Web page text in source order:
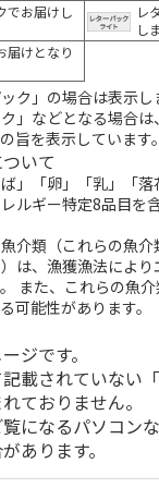
でお届けし
レ
し
届けとなり
ク」の場合は表示
」などとなる場合
旨を表示しています。
いて
」「卵」「乳」「
ルギー特定8品目を
介類（これらの魚
は、漁獲漁法によ
また、これらの魚
可能性があります。
ジです。
載されていない
ておりません。
になるパソコン
あります。